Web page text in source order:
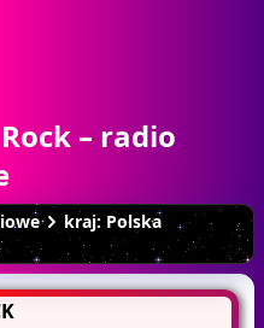
– radio
kraj: Polska